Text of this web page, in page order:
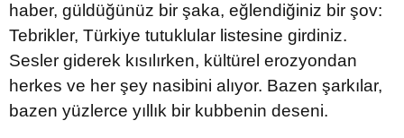
haber, güldüğünüz bir şaka, eğlendiğiniz bir şov:
Tebrikler, Türkiye tutuklular listesine girdiniz.
Sesler giderek kısılırken, kültürel erozyondan
herkes ve her şey nasibini alıyor. Bazen şarkılar,
bazen yüzlerce yıllık bir kubbenin deseni.